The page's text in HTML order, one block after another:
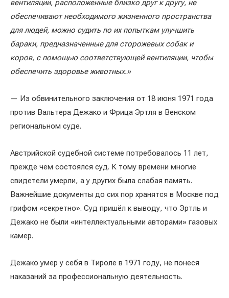
вентиляции, расположенные близко друг к другу, не
обеспечивают необходимого жизненного пространства
для людей, можно судить по их попыткам улучшить
бараки, предназначенные для сторожевых собак и
коров, с помощью соответствующей вентиляции, чтобы
обеспечить здоровье животных.»
— Из обвинительного заключения от 18 июня 1971 года
против Вальтера Дежако и Фрица Эртля в Венском
региональном суде.
Австрийской судебной системе потребовалось 11 лет,
прежде чем состоялся суд. К тому времени многие
свидетели умерли, а у других была слабая память.
Важнейшие документы до сих пор хранятся в Москве под
грифом «секретно». Суд пришёл к выводу, что Эртль и
Дежако не были «интеллектуальными авторами» газовых
камер.
Дежако умер у себя в Тироле в 1971 году, не понеся
наказаний за профессиональную деятельность.